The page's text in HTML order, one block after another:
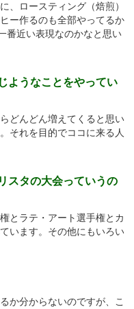
、ロースティング（焙煎）
ー作るのも全部やってるか
番近い表現なのかなと思い
ようなことをやってい
どんどん増えてくると思い
それを目的でココに来る人
スタの大会っていうの
とラテ・アート選手権とカ
います。その他にもいろい
か分からないのですが、こ